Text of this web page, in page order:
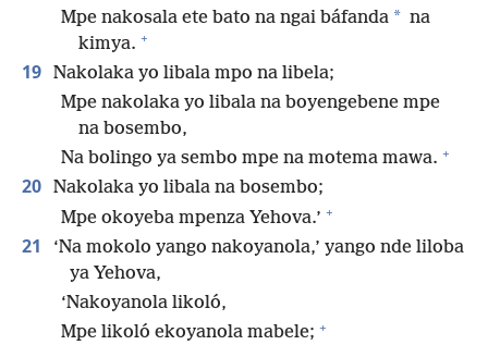
Mpe nakosala ete bato na ngai báfanda * na
kimya. +
19 Nakolaka yo libala mpo na libela;
Mpe nakolaka yo libala na boyengebene mpe
na bosembo,
Na bolingo ya sembo mpe na motema mawa. +
20 Nakolaka yo libala na bosembo;
Mpe okoyeba mpenza Yehova.’ +
21
‘Na mokolo yango nakoyanola,’ yango nde liloba
ya Yehova,
‘Nakoyanola likoló,
Mpe likoló ekoyanola mabele; +